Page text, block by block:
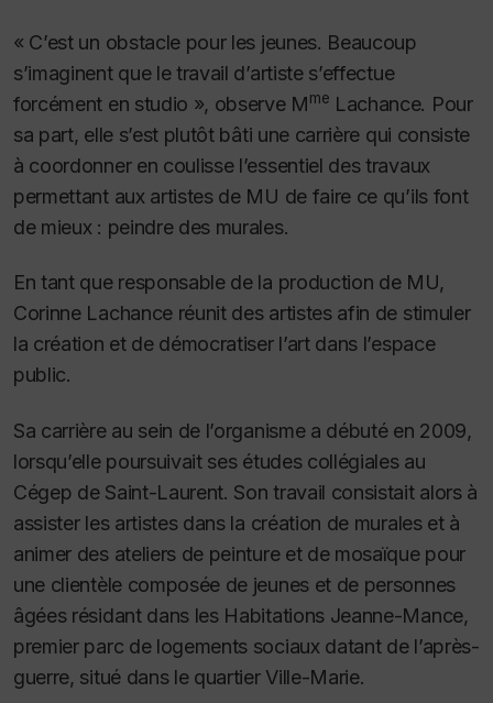
« C’est un obstacle pour les jeunes. Beaucoup
s’imaginent que le travail d’artiste s’effectue
forcément en studio », observe Mme Lachance. Pour
sa part, elle s’est plutôt bâti une carrière qui consiste
à coordonner en coulisse l’essentiel des travaux
permettant aux artistes de MU de faire ce qu’ils font
de mieux : peindre des murales.
En tant que responsable de la production de MU,
Corinne Lachance réunit des artistes afin de stimuler
la création et de démocratiser l’art dans l’espace
public.
Sa carrière au sein de l’organisme a débuté en 2009,
lorsqu’elle poursuivait ses études collégiales au
Cégep de Saint-Laurent. Son travail consistait alors à
assister les artistes dans la création de murales et à
animer des ateliers de peinture et de mosaïque pour
une clientèle composée de jeunes et de personnes
âgées résidant dans les Habitations Jeanne-Mance,
premier parc de logements sociaux datant de l’après-
guerre, situé dans le quartier Ville-Marie.